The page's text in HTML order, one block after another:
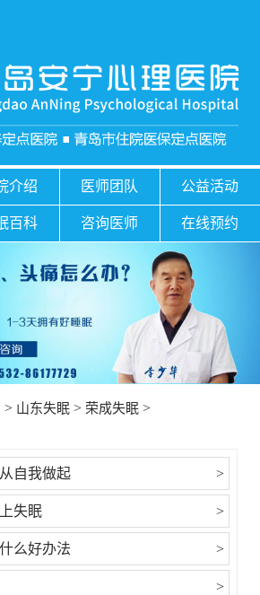
介绍 医师团队 公益活动
百科 咨询医师 在线预约
> 山东失眠> 荣成失眠>
>
自我做起
>
失眠
>
么好办法
>